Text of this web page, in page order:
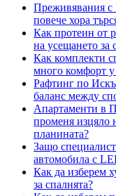
Преживявания с
повече хора
Как протеин от
на усещането за
Как комплекти
много комфорт
Рафтинг по
баланс между
Апартаменти в
променя изцяло
планината?
Защо
автомобила с
Как да изберем
за спалнята?